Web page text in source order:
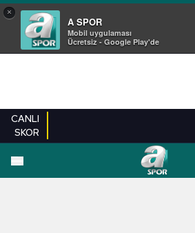
×
A SPOR
Mobil uygulaması
Ücretsiz - Google Play'de
CANLI
SKOR